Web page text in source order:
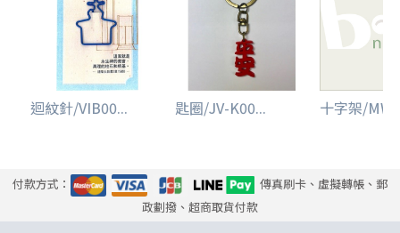
迴紋針/VIB00... 匙圈/JV-K00... 十字架/
付款方式：
傳真刷卡、虛擬轉帳、郵
政劃撥、超商取貨付款